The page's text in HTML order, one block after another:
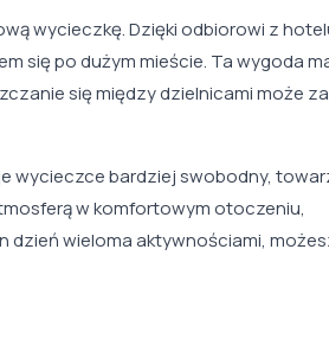
wycieczkę. Dzięki odbiorowi z
się po dużym mieście. Ta wygoda
się między dzielnicami może
wycieczce bardziej swobodny,
w komfortowym otoczeniu,
dzień wieloma aktywnościami,